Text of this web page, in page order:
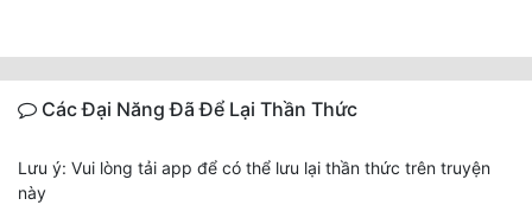
Các Đại Năng Đã Để Lại Thần Thức
Lưu ý: Vui lòng tải app để có thể lưu lại thần thức trên truyện
này